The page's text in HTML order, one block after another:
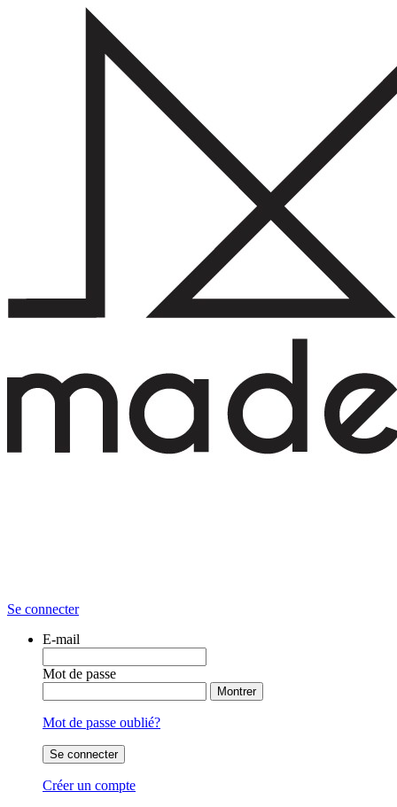
Se connecter
E-mail
Mot de passe
Montrer
Mot de passe oublié?
Se connecter
Créer un compte